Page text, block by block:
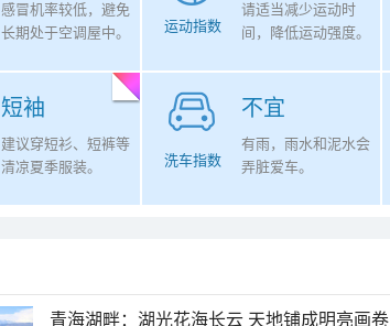
感冒机率较低，避免
长期处于空调屋中。
运动指数
请适当减少运动时
间，降低运动强度。
短袖
建议穿短衫、短裤等
清凉夏季服装。
不宜
洗车指数
有雨，雨水和泥水会
弄脏爱车。
青海湖畔：湖光花海长云 天地铺成明亮画卷